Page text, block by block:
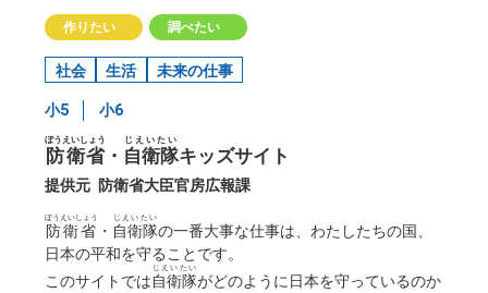
作りたい 調べたい
社会 生活 未来の仕事
小5 小6
防衛省
ぼうえいしょう
・ 自衛隊
じえいたい
キッズサイト
提供元 防衛省大臣官房広報課
防衛省
ぼうえいしょう
・ 自衛隊
じえいたい
の一番大事な仕事は、わたしたちの国、
日本の平和を守ることです。
このサイトでは自衛隊
じえいたい
がどのように日本を守っているのか